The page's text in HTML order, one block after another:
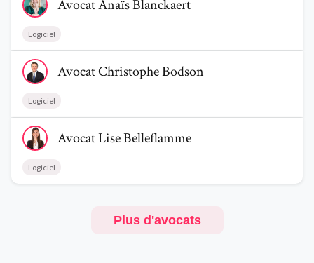
AvocatAnaïsBlanckaert
Logiciel
Voir le profil de AvocatChristophe Bodson
AvocatChristopheBodson
Logiciel
Voir le profil de AvocatLise Belleflamme
AvocatLiseBelleflamme
Logiciel
Plus d'avocats